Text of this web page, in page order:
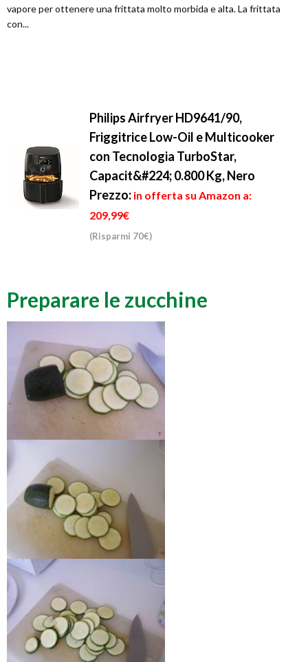
vapore per ottenere una frittata molto morbida e alta. La frittata
con...
Philips Airfryer HD9641/90,
Friggitrice Low-Oil e Multicooker
con Tecnologia TurboStar,
Capacit&#224; 0.800 Kg, Nero
Prezzo: in offerta su Amazon a:
209,99€
(Risparmi 70€)
Preparare le zucchine